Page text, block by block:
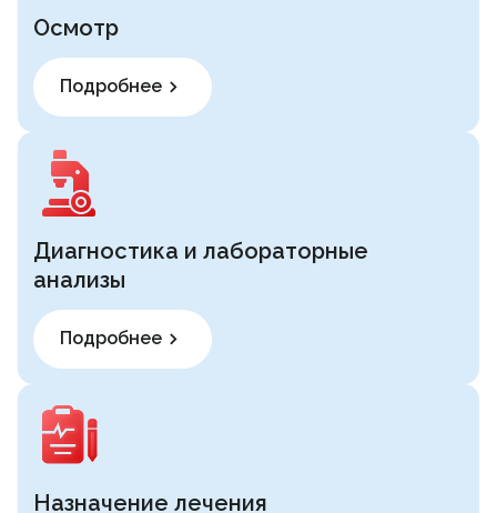
Осмотр
Подробнее
Диагностика и лабораторные
анализы
Подробнее
Назначение лечения